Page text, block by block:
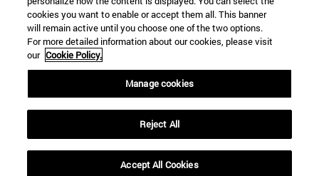
Hasta
BUSCAR
cookies you want to enable or accept them all. This banner
will remain active until you choose one of the two options.
For more detailed information about our cookies, please visit
our Cookie Policy.
Manage cookies
Reject All
Accept All Cookies